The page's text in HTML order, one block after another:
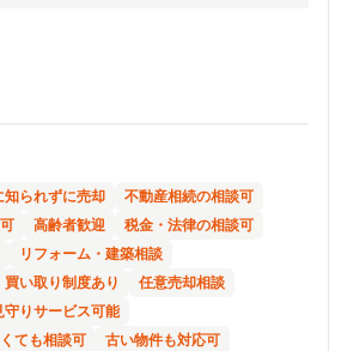
知られずに売却
不動産相続の相談可
高齢者歓迎
税金・法律の相談可
リフォーム・建築相談
買い取り制度あり
任意売却相談
守りサービス可能
ても相談可
古い物件も対応可